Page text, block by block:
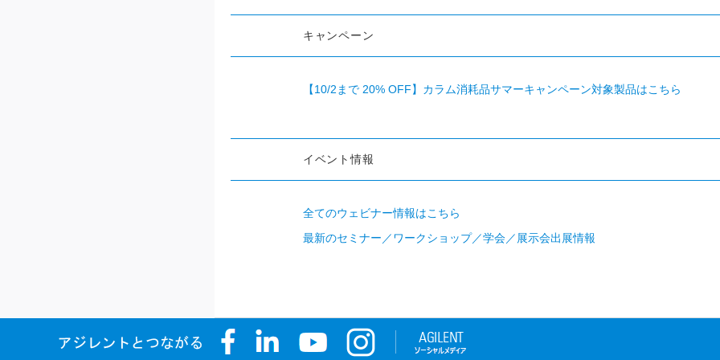
キャンペーン
【10/2まで 20% OFF】カラム消耗品サマーキャンペーン対象製品はこちら
イベント情報
全てのウェビナー情報はこちら
最新のセミナー／ワークショップ／学会／展示会出展情報